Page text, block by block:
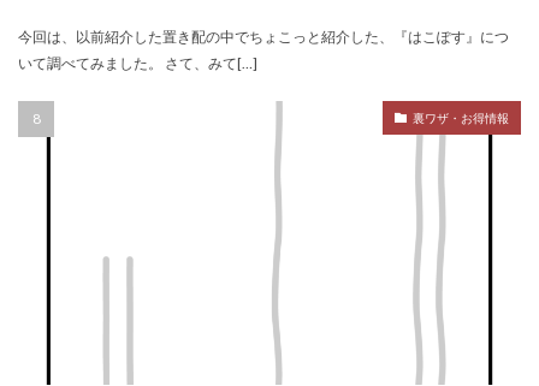
今回は、以前紹介した置き配の中でちょこっと紹介した、『はこぽす』につ
いて調べてみました。 さて、みて[…]
裏ワザ・お得情報